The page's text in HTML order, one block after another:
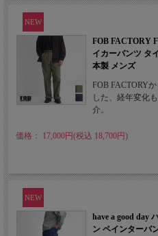
NEW
FOB FACTORY
イカーパンツ タ
本製 メンズ
FOB FACTORY
した、経年変化
介。
価格： 17,000円(税込 18,700円)
NEW
have a good day
ン ペインターパ